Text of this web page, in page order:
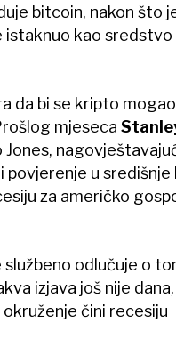
bitcoin, nakon što
istaknuo kao
da bi se kripto
mjeseca
u središnje
za američko
odlučuje o
izjava još nije
čini recesiju